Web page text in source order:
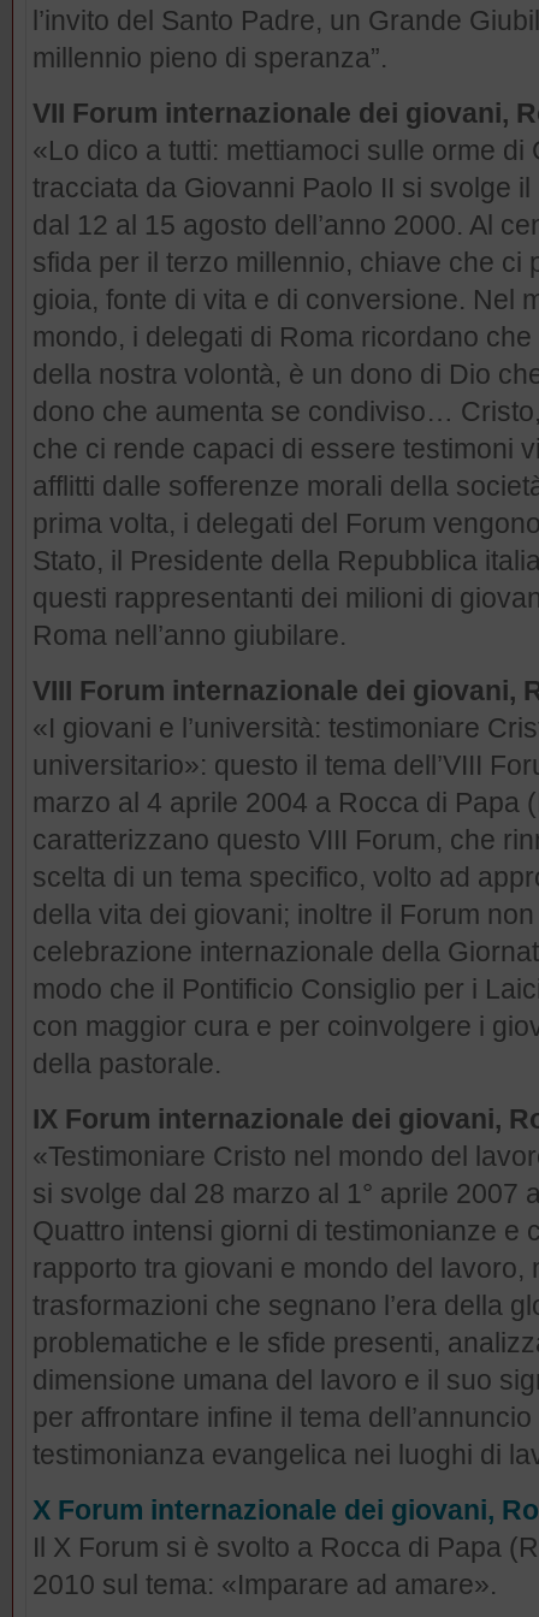
l’invito del Santo Padre, un Grande
millennio pieno di speranza”.
VII Forum internazionale dei giovani,
«Lo dico a tutti: mettiamoci sulle orme di
tracciata da Giovanni Paolo II si svolge
dal 12 al 15 agosto dell’anno 2000. Al
sfida per il terzo millennio, chiave che ci
gioia, fonte di vita e di conversione. Nel
mondo, i delegati di Roma ricordano
della nostra volontà, è un dono di Dio
dono che aumenta se condiviso…
che ci rende capaci di essere testimoni
afflitti dalle sofferenze morali della
prima volta, i delegati del Forum
Stato, il Presidente della Repubblica
questi rappresentanti dei milioni di
Roma nell’anno giubilare.
VIII Forum internazionale dei giovani,
«I giovani e l’università: testimoniare
universitario»: questo il tema dell’VIII
marzo al 4 aprile 2004 a Rocca di Papa
caratterizzano questo VIII Forum, che
scelta di un tema specifico, volto ad
della vita dei giovani; inoltre il Forum
celebrazione internazionale della
modo che il Pontificio Consiglio per i
con maggior cura e per coinvolgere i
della pastorale.
IX Forum internazionale dei giovani,
«Testimoniare Cristo nel mondo del
si svolge dal 28 marzo al 1° aprile 2007
Quattro intensi giorni di testimonianze e
rapporto tra giovani e mondo del lavoro,
trasformazioni che segnano l’era della
problematiche e le sfide presenti,
dimensione umana del lavoro e il suo
per affrontare infine il tema
testimonianza evangelica nei luoghi di
X Forum internazionale dei giovani,
Il X Forum si è svolto a Rocca di Papa
2010 sul tema: «Imparare ad amare».